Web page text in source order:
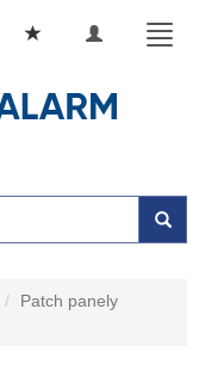
Toggle
Patch panely